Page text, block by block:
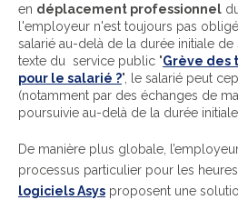
en déplacement professionnel
l'employeur n'est toujours pas
salarié au-delà de la durée initiale de
texte du service public "Grève des
pour le salarié ?", le salarié peut
(notamment par des échanges de
poursuivie au-delà de la durée
De manière plus globale,
processus particulier pour les
logiciels Asys proposent une